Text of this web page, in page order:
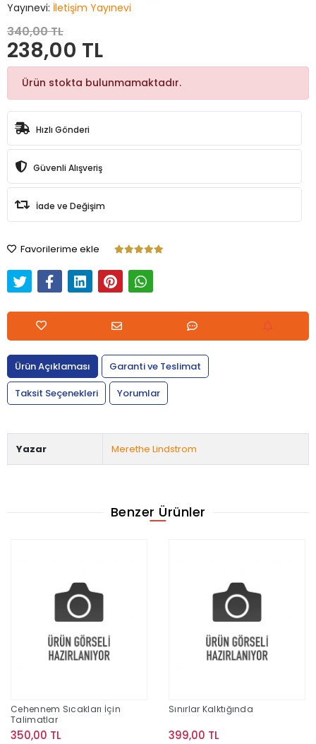
Yayınevi: İletişim Yayınevi
340,00 TL
238,00 TL
Ürün stokta bulunmamaktadır.
Hızlı Gönderi
Güvenli Alışveriş
İade ve Değişim
Favorilerime ekle
Ürün Açıklaması
Garanti ve Teslimat
Taksit Seçenekleri
Yorumlar
Yazar Merethe Lindstrom
Benzer Ürünler
Cehennem Sıcakları İçin
Talimatlar
350,00 TL
Sınırlar Kalktığında
399,00 TL